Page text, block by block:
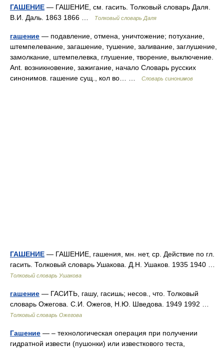
ГАШЕНИЕ — ГАШЕНИЕ, см. гасить. Толковый словарь Даля.
В.И. Даль. 1863 1866 …
Толковый словарь Даля
гашение — подавление, отмена, уничтожение; потухание,
штемпелевание, загашение, тушение, заливание, заглушение,
замолкание, штемпелевка, глушение, творение, выключение.
Ant. возникновение, зажигание, начало Словарь русских
синонимов. гашение сущ., кол во… …
Словарь синонимов
ГАШЕНИЕ — ГАШЕНИЕ, гашения, мн. нет, ср. Действие по гл.
гасить. Толковый словарь Ушакова. Д.Н. Ушаков. 1935 1940 …
Толковый словарь Ушакова
гашение — ГАСИТЬ, гашу, гасишь; несов., что. Толковый
словарь Ожегова. С.И. Ожегов, Н.Ю. Шведова. 1949 1992 …
Толковый словарь Ожегова
Гашение — – технологическая операция при получении
гидратной извести (пушонки) или известкового теста,